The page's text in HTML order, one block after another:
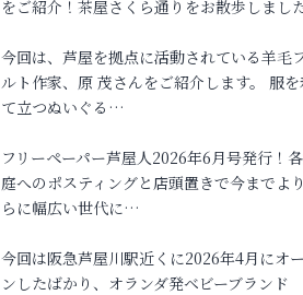
をご紹介！茶屋さくら通りをお散歩しまし
今回は、芦屋を拠点に活動されている羊毛
ルト作家、原 茂さんをご紹介します。 服を
て立つぬいぐる…
フリーペーパー芦屋人2026年6月号発行！
庭へのポスティングと店頭置きで今までよ
らに幅広い世代に…
今回は阪急芦屋川駅近くに2026年4月にオ
ンしたばかり、オランダ発ベビーブランド